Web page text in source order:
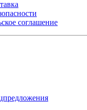
соглашение